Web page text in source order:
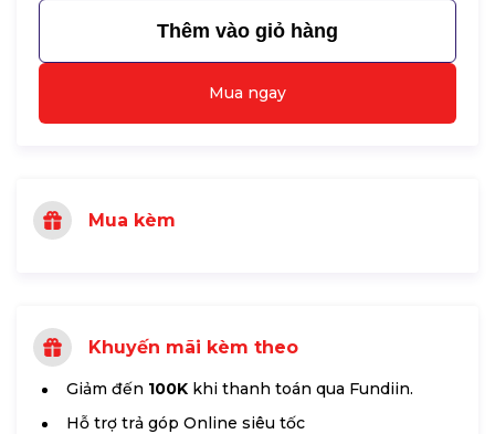
Thêm vào giỏ hàng
Mua ngay
Mua kèm
Khuyến mãi kèm theo
Giảm đến 100K khi thanh toán qua Fundiin.
Hỗ trợ trả góp Online siêu tốc